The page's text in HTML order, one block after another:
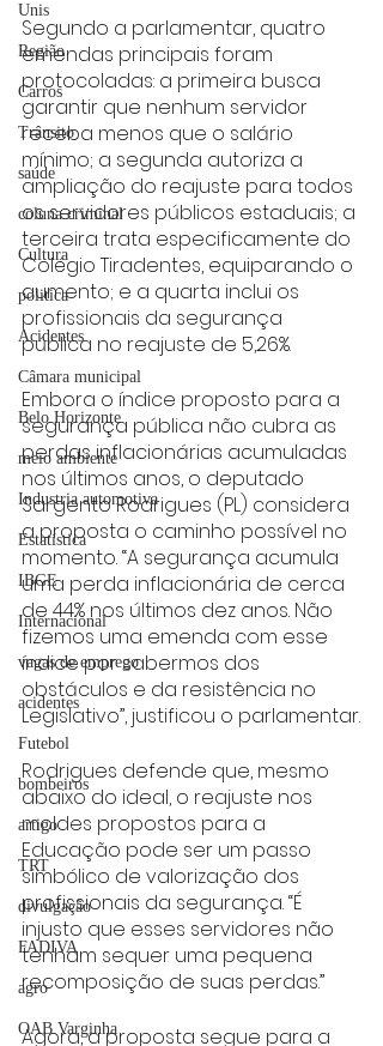
Unis
Região
Carros
Trânsito
saúde
coluna criminal
Cultura
politica
Acidentes
Câmara municipal
Belo Horizonte
meio ambiente
Industria automotiva
Estatística
IBGE
Internacional
vagas de emprego
acidentes
Futebol
bombeiros
artigo
TRT
divulgação
FADIVA
agro
OAB Varginha
Segundo a parlamentar, quatro
emendas principais foram
protocoladas: a primeira busca
garantir que nenhum servidor
receba menos que o salário
mínimo; a segunda autoriza a
ampliação do reajuste para todos
os servidores públicos estaduais; a
terceira trata especificamente do
Colégio Tiradentes, equiparando o
aumento; e a quarta inclui os
profissionais da segurança
pública no reajuste de 5,26%.
Embora o índice proposto para a
segurança pública não cubra as
perdas inflacionárias acumuladas
nos últimos anos, o deputado
Sargento Rodrigues (PL) considera
a proposta o caminho possível no
momento. “A segurança acumula
uma perda inflacionária de cerca
de 44% nos últimos dez anos. Não
fizemos uma emenda com esse
índice por sabermos dos
obstáculos e da resistência no
Legislativo”, justificou o parlamentar.
Rodrigues defende que, mesmo
abaixo do ideal, o reajuste nos
moldes propostos para a
Educação pode ser um passo
simbólico de valorização dos
profissionais da segurança. “É
injusto que esses servidores não
tenham sequer uma pequena
recomposição de suas perdas.”
Agora, a proposta segue para a